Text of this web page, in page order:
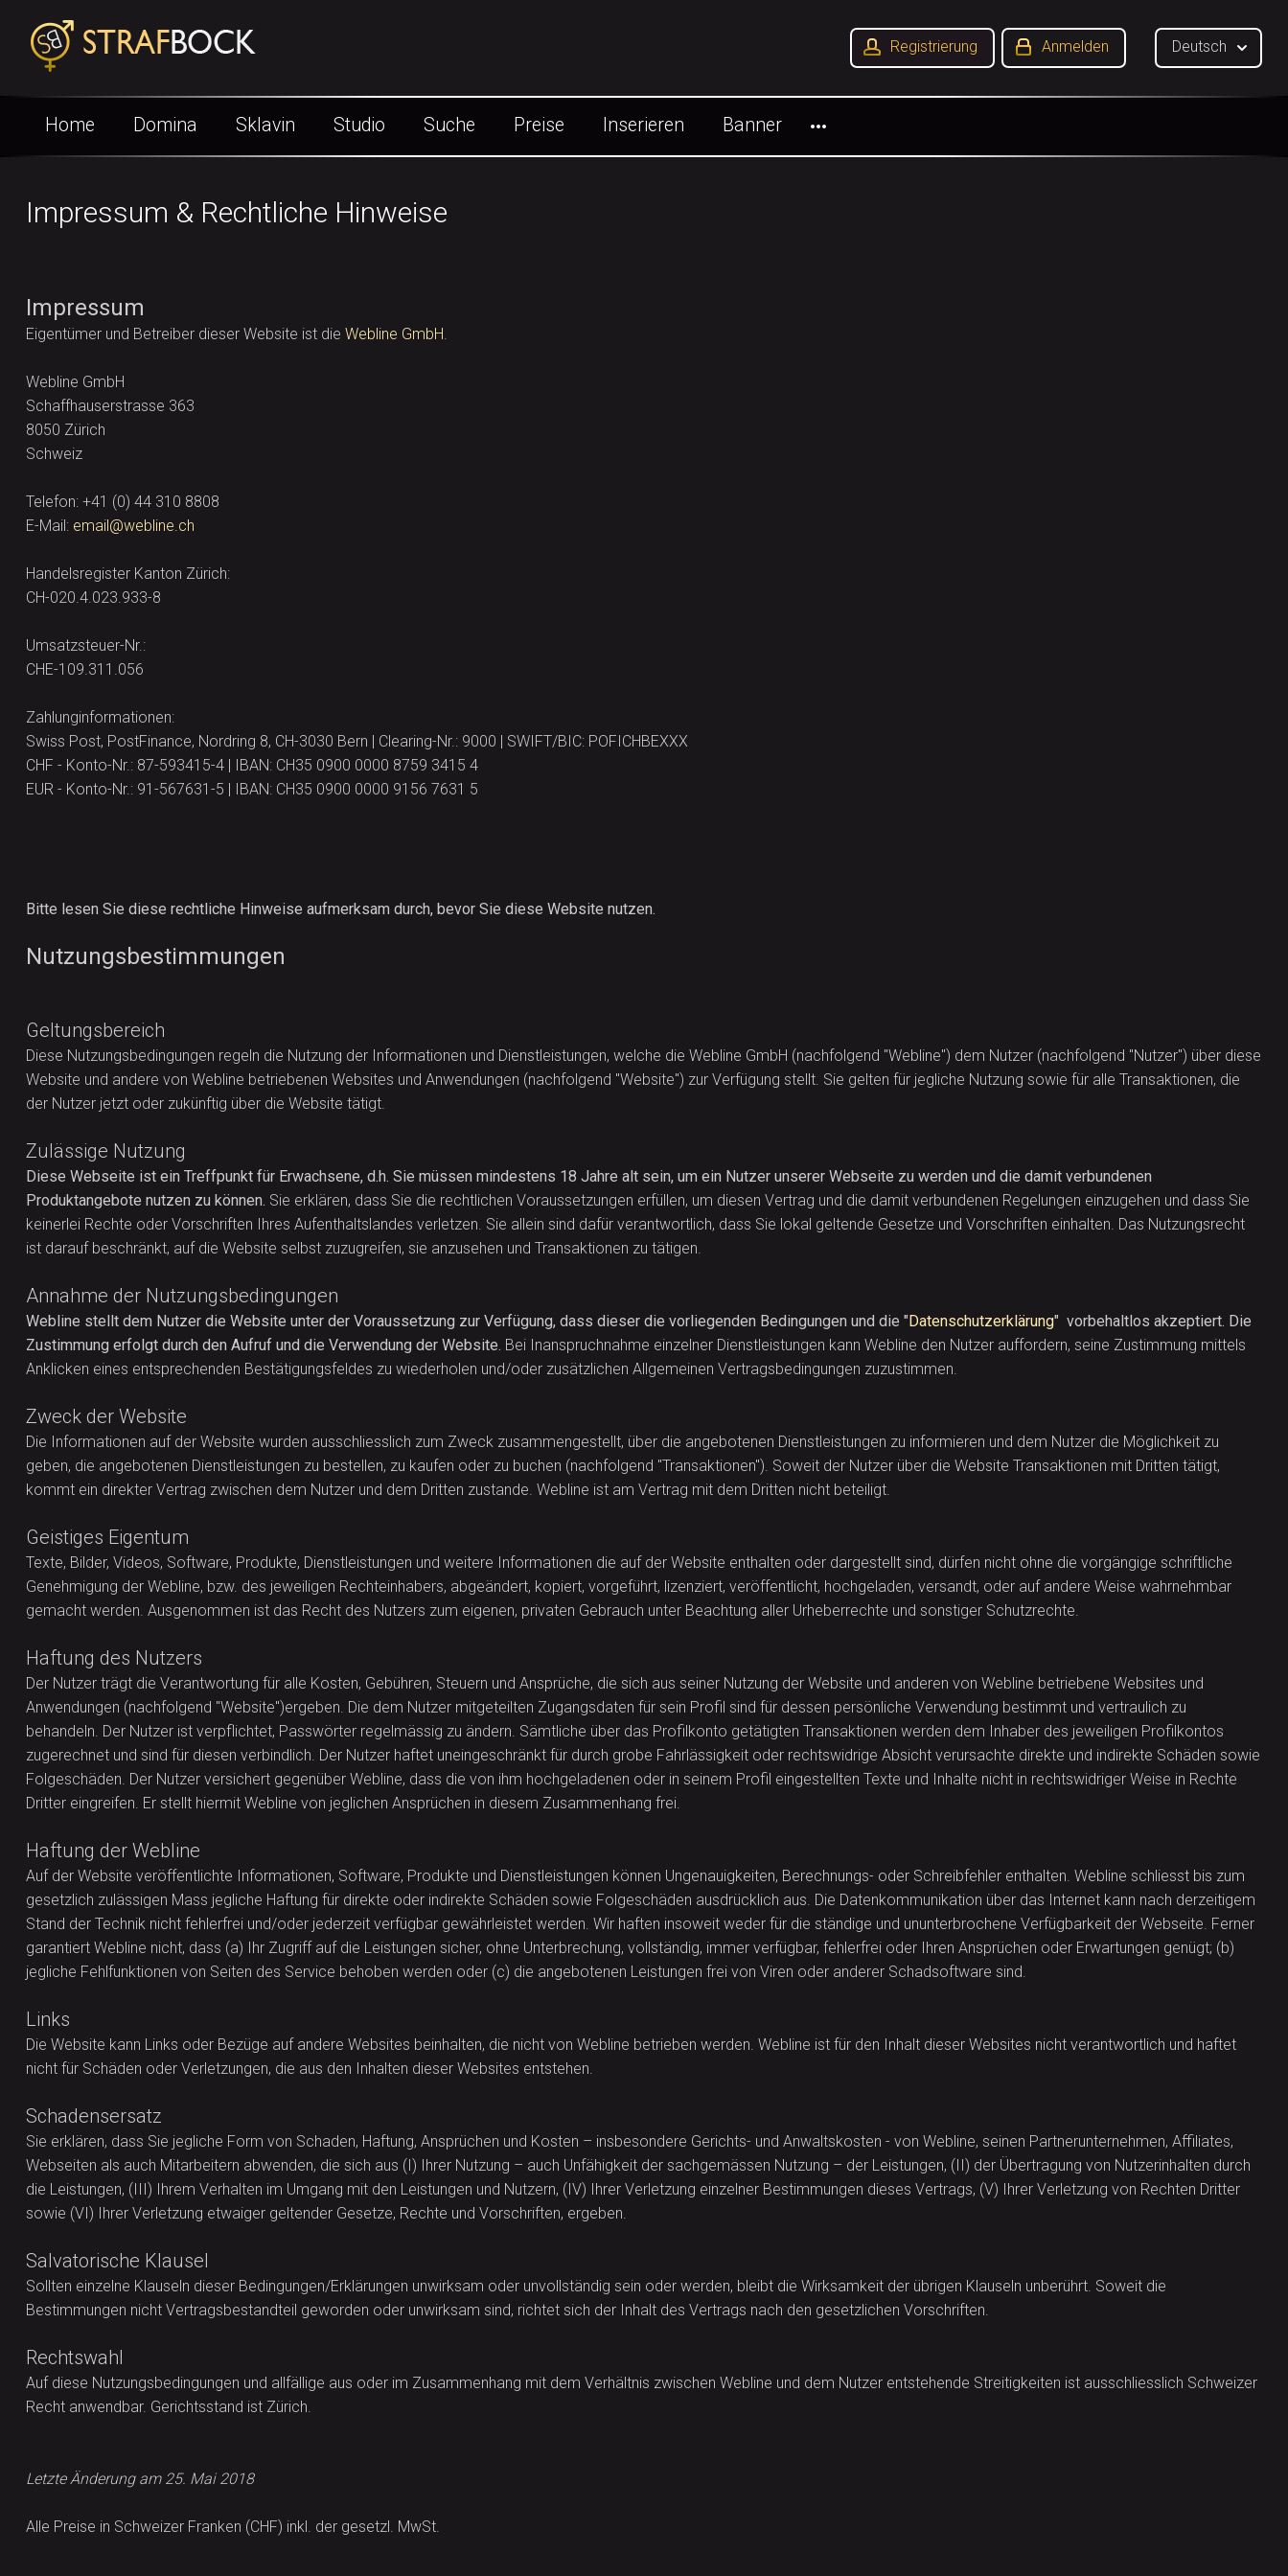
Registrierung Anmelden Deutsch
Home Domina Sklavin Studio Suche Preise Inserieren Banner
Impressum & Rechtliche Hinweise
Impressum
Eigentümer und Betreiber dieser Website ist die Webline GmbH.
Webline GmbH
Schaffhauserstrasse 363
8050 Zürich
Schweiz
Telefon: +41 (0) 44 310 8808
E-Mail: email@webline.ch
Handelsregister Kanton Zürich:
CH-020.4.023.933-8
Umsatzsteuer-Nr.:
CHE-109.311.056
Zahlunginformationen:
Swiss Post, PostFinance, Nordring 8, CH-3030 Bern | Clearing-Nr.: 9000 | SWIFT/BIC: POFICHBEXXX
CHF - Konto-Nr.: 87-593415-4 | IBAN: CH35 0900 0000 8759 3415 4
EUR - Konto-Nr.: 91-567631-5 | IBAN: CH35 0900 0000 9156 7631 5
Bitte lesen Sie diese rechtliche Hinweise aufmerksam durch, bevor Sie diese Website nutzen.
Nutzungsbestimmungen
Geltungsbereich
Diese Nutzungsbedingungen regeln die Nutzung der Informationen und Dienstleistungen, welche die Webline GmbH (nachfolgend "Webline") dem Nutzer (nachfolgend "Nutzer") über diese
Website und andere von Webline betriebenen Websites und Anwendungen (nachfolgend "Website") zur Verfügung stellt. Sie gelten für jegliche Nutzung sowie für alle Transaktionen, die
der Nutzer jetzt oder zukünftig über die Website tätigt.
Zulässige Nutzung
Diese Webseite ist ein Treffpunkt für Erwachsene, d.h. Sie müssen mindestens 18 Jahre alt sein, um ein Nutzer unserer Webseite zu werden und die damit verbundenen
Produktangebote nutzen zu können. Sie erklären, dass Sie die rechtlichen Voraussetzungen erfüllen, um diesen Vertrag und die damit verbundenen Regelungen einzugehen und dass Sie
keinerlei Rechte oder Vorschriften Ihres Aufenthaltslandes verletzen. Sie allein sind dafür verantwortlich, dass Sie lokal geltende Gesetze und Vorschriften einhalten. Das Nutzungsrecht
ist darauf beschränkt, auf die Website selbst zuzugreifen, sie anzusehen und Transaktionen zu tätigen.
Annahme der Nutzungsbedingungen
Webline stellt dem Nutzer die Website unter der Voraussetzung zur Verfügung, dass dieser die vorliegenden Bedingungen und die "Datenschutzerklärung" vorbehaltlos akzeptiert. Die
Zustimmung erfolgt durch den Aufruf und die Verwendung der Website. Bei Inanspruchnahme einzelner Dienstleistungen kann Webline den Nutzer auffordern, seine Zustimmung mittels
Anklicken eines entsprechenden Bestätigungsfeldes zu wiederholen und/oder zusätzlichen Allgemeinen Vertragsbedingungen zuzustimmen.
Zweck der Website
Die Informationen auf der Website wurden ausschliesslich zum Zweck zusammengestellt, über die angebotenen Dienstleistungen zu informieren und dem Nutzer die Möglichkeit zu
geben, die angebotenen Dienstleistungen zu bestellen, zu kaufen oder zu buchen (nachfolgend "Transaktionen"). Soweit der Nutzer über die Website Transaktionen mit Dritten tätigt,
kommt ein direkter Vertrag zwischen dem Nutzer und dem Dritten zustande. Webline ist am Vertrag mit dem Dritten nicht beteiligt.
Geistiges Eigentum
Texte, Bilder, Videos, Software, Produkte, Dienstleistungen und weitere Informationen die auf der Website enthalten oder dargestellt sind, dürfen nicht ohne die vorgängige schriftliche
Genehmigung der Webline, bzw. des jeweiligen Rechteinhabers, abgeändert, kopiert, vorgeführt, lizenziert, veröffentlicht, hochgeladen, versandt, oder auf andere Weise wahrnehmbar
gemacht werden. Ausgenommen ist das Recht des Nutzers zum eigenen, privaten Gebrauch unter Beachtung aller Urheberrechte und sonstiger Schutzrechte.
Haftung des Nutzers
Der Nutzer trägt die Verantwortung für alle Kosten, Gebühren, Steuern und Ansprüche, die sich aus seiner Nutzung der Website und anderen von Webline betriebene Websites und
Anwendungen (nachfolgend "Website")ergeben. Die dem Nutzer mitgeteilten Zugangsdaten für sein Profil sind für dessen persönliche Verwendung bestimmt und vertraulich zu
behandeln. Der Nutzer ist verpflichtet, Passwörter regelmässig zu ändern. Sämtliche über das Profilkonto getätigten Transaktionen werden dem Inhaber des jeweiligen Profilkontos
zugerechnet und sind für diesen verbindlich. Der Nutzer haftet uneingeschränkt für durch grobe Fahrlässigkeit oder rechtswidrige Absicht verursachte direkte und indirekte Schäden sowie
Folgeschäden. Der Nutzer versichert gegenüber Webline, dass die von ihm hochgeladenen oder in seinem Profil eingestellten Texte und Inhalte nicht in rechtswidriger Weise in Rechte
Dritter eingreifen. Er stellt hiermit Webline von jeglichen Ansprüchen in diesem Zusammenhang frei.
Haftung der Webline
Auf der Website veröffentlichte Informationen, Software, Produkte und Dienstleistungen können Ungenauigkeiten, Berechnungs- oder Schreibfehler enthalten. Webline schliesst bis zum
gesetzlich zulässigen Mass jegliche Haftung für direkte oder indirekte Schäden sowie Folgeschäden ausdrücklich aus. Die Datenkommunikation über das Internet kann nach derzeitigem
Stand der Technik nicht fehlerfrei und/oder jederzeit verfügbar gewährleistet werden. Wir haften insoweit weder für die ständige und ununterbrochene Verfügbarkeit der Webseite. Ferner
garantiert Webline nicht, dass (a) Ihr Zugriff auf die Leistungen sicher, ohne Unterbrechung, vollständig, immer verfügbar, fehlerfrei oder Ihren Ansprüchen oder Erwartungen genügt; (b)
jegliche Fehlfunktionen von Seiten des Service behoben werden oder (c) die angebotenen Leistungen frei von Viren oder anderer Schadsoftware sind.
Links
Die Website kann Links oder Bezüge auf andere Websites beinhalten, die nicht von Webline betrieben werden. Webline ist für den Inhalt dieser Websites nicht verantwortlich und haftet
nicht für Schäden oder Verletzungen, die aus den Inhalten dieser Websites entstehen.
Schadensersatz
Sie erklären, dass Sie jegliche Form von Schaden, Haftung, Ansprüchen und Kosten – insbesondere Gerichts- und Anwaltskosten - von Webline, seinen Partnerunternehmen, Affiliates,
Webseiten als auch Mitarbeitern abwenden, die sich aus (I) Ihrer Nutzung – auch Unfähigkeit der sachgemässen Nutzung – der Leistungen, (II) der Übertragung von Nutzerinhalten durch
die Leistungen, (III) Ihrem Verhalten im Umgang mit den Leistungen und Nutzern, (IV) Ihrer Verletzung einzelner Bestimmungen dieses Vertrags, (V) Ihrer Verletzung von Rechten Dritter
sowie (VI) Ihrer Verletzung etwaiger geltender Gesetze, Rechte und Vorschriften, ergeben.
Salvatorische Klausel
Sollten einzelne Klauseln dieser Bedingungen/Erklärungen unwirksam oder unvollständig sein oder werden, bleibt die Wirksamkeit der übrigen Klauseln unberührt. Soweit die
Bestimmungen nicht Vertragsbestandteil geworden oder unwirksam sind, richtet sich der Inhalt des Vertrags nach den gesetzlichen Vorschriften.
Rechtswahl
Auf diese Nutzungsbedingungen und allfällige aus oder im Zusammenhang mit dem Verhältnis zwischen Webline und dem Nutzer entstehende Streitigkeiten ist ausschliesslich Schweizer
Recht anwendbar. Gerichtsstand ist Zürich.
Letzte Änderung am 25. Mai 2018
Alle Preise in Schweizer Franken (CHF) inkl. der gesetzl. MwSt.